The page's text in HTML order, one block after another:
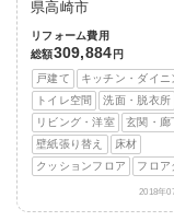
県高崎市
リフォーム費用
総額309,884 円
戸建て
キッチン・ダイニ
トイレ空間
洗面・脱衣所
リビング・洋室
玄関・廊
壁紙張り替え
床材
クッションフロア
フロア
2018年